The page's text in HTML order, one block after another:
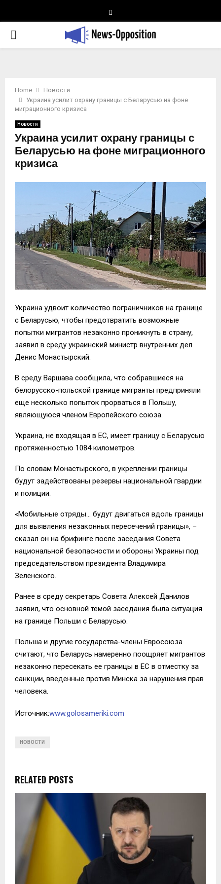
PRIMARY
Home
Новости
Украина усилит охрану границы с Беларусью на фоне
миграционного кризиса
Новости
Украина усилит охрану границы с
Беларусью на фоне миграционного
кризиса
Украина удвоит количество пограничников на границе
с Беларусью, чтобы предотвратить возможные
попытки мигрантов незаконно проникнуть в страну,
заявил в среду украинский министр внутренних дел
Денис Монастырский.
В среду Варшава сообщила, что собравшиеся на
белорусско-польской границе мигранты предприняли
еще несколько попыток прорваться в Польшу,
являющуюся членом Европейского союза.
Украина, не входящая в ЕС, имеет границу с Беларусью
протяженностью 1084 километров.
По словам Монастырского, в укреплении границы
будут задействованы резервы национальной гвардии
и полиции.
«Мобильные отряды… будут двигаться вдоль границы
для выявления незаконных пересечений границы», –
сказал он на брифинге после заседания Совета
национальной безопасности и обороны Украины под
председательством президента Владимира
Зеленского.
Ранее в среду секретарь Совета Алексей Данилов
заявил, что основной темой заседания была ситуация
на границе Польши с Беларусью.
Польша и другие государства-члены Евросоюза
считают, что Беларусь намеренно поощряет мигрантов
незаконно пересекать ее границы в ЕС в отместку за
санкции, введенные против Минска за нарушения прав
человека.
Источник:www.golosameriki.com
НОВОСТИ
RELATED POSTS